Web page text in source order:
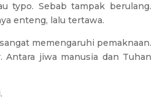
typo. Sebab tampak berulang.
enteng, lalu tertawa.
memengaruhi pemaknaan.
jiwa manusia dan Tuhan